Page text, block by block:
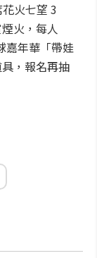
火七望 3
火，每人
嘉年華「帶娃
，報名再抽